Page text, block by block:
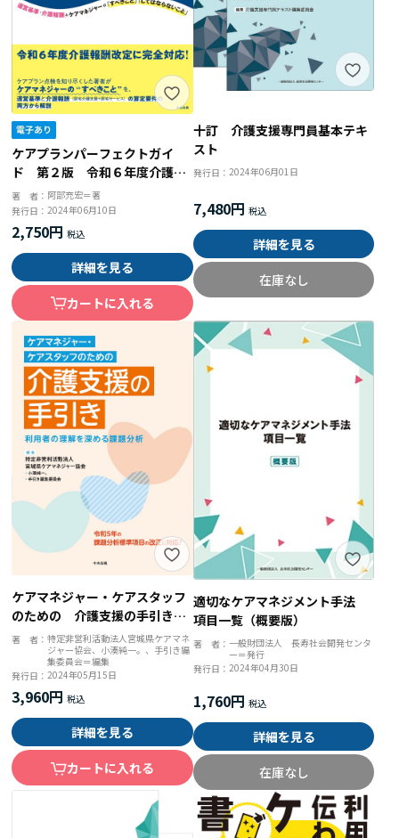
ケアプランパーフェクトガイ
ド 第２版 令和６年度介護報
酬改定対応版
著 者： 阿部充宏＝著
発行日：2024年06月10日
2,750円
詳細を見る
カートに入れる
十訂 介護支援専門員基本テキ
スト
発行日： 2024年06月01日
7,480円
詳細を見る
在庫なし
ケアマネジャー・ケアスタッフ
のための 介護支援の手引き
利用者の理解を深める課題分析
著 者：特定非営利活動法人宮城県ケアマネ
ジャー協会、小湊純一。、手引き編
集委員会＝編集
発行日：2024年05月15日
3,960円
詳細を見る
カートに入れる
適切なケアマネジメント手法
項目一覧（概要版）
著 者： 一般財団法人 長寿社会開発センタ
ー＝発行
発行日： 2024年04月30日
1,760円
詳細を見る
在庫なし